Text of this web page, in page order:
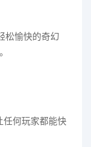
松愉快的奇幻
任何玩家都能快